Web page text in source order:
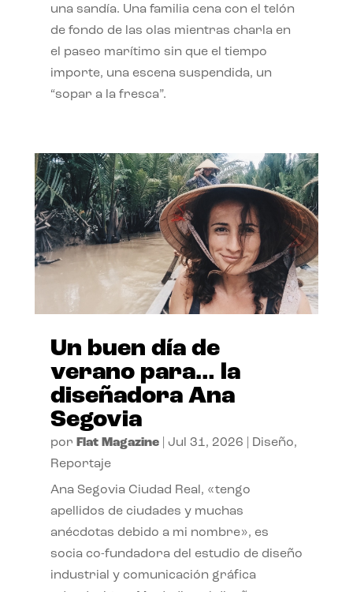
una sandía. Una familia cena con el telón
de fondo de las olas mientras charla en
el paseo marítimo sin que el tiempo
importe, una escena suspendida, un
“sopar a la fresca”.
Un buen día de
verano para… la
diseñadora Ana
Segovia
por Flat Magazine| Jul 31, 2026 Diseño,
Reportaje
Ana Segovia Ciudad Real, «tengo
apellidos de ciudades y muchas
anécdotas debido a mi nombre», es
socia co-fundadora del estudio de diseño
industrial y comunicación gráfica